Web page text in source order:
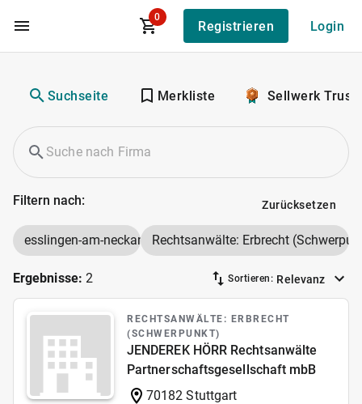
Zum Hauptinhalt
0
Registrieren Login
Suchseite Merkliste Sellwerk
Filtern nach: Zurücksetzen
esslingen-am-neckar Rechtsanwälte: Erbrecht
Ergebnisse: 2 Sortieren: Relevanz
RECHTSANWÄLTE: ERBRECHT
(SCHWERPUNKT)
JENDEREK HÖRR Rechtsanwälte
Partnerschaftsgesellschaft mbB
70182 Stuttgart